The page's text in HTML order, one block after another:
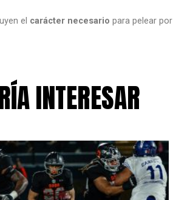
el carácter necesario para pelear por
INTERESAR